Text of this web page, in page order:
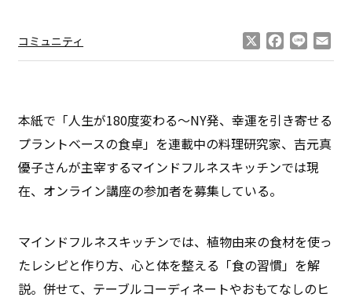
コミュニティ Facebook
Line
本紙で「人生が180度変わる〜NY発、幸運を引き寄せる
プラントベースの食卓」を連載中の料理研究家、吉元真
優子さんが主宰するマインドフルネスキッチンでは現
在、オンライン講座の参加者を募集している。
マインドフルネスキッチンでは、植物由来の食材を使っ
たレシピと作り方、心と体を整える「食の習慣」を解
説。併せて、テーブルコーディネートやおもてなしのヒ